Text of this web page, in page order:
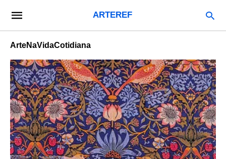
ARTEREF
ArteNaVidaCotidiana